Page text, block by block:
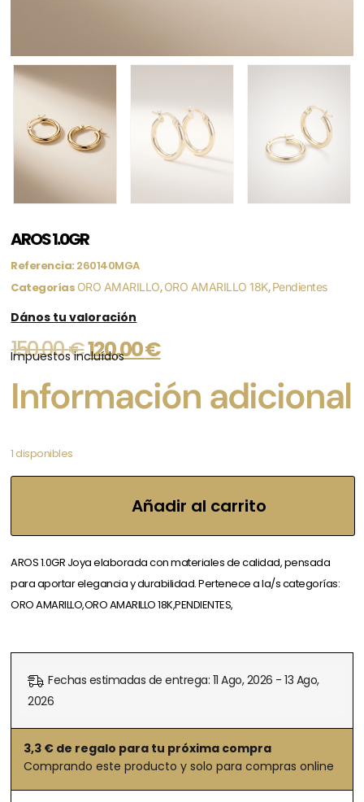
AROS 1.0GR
Referencia: 260140MGA
Categorías ORO AMARILLO,ORO AMARILLO 18K,Pendientes
Dános tu valoración
150,00€120,00€
Impuestos incluídos
Información adicional
1 disponibles
Añadir al carrito
AROS 1.0GR Joya elaborada con materiales de calidad, pensada
para aportar elegancia y durabilidad. Pertenece a la/s categorías:
ORO AMARILLO,ORO AMARILLO 18K,PENDIENTES,
Fechas estimadas de entrega: 11 Ago, 2026 - 13 Ago,
2026
3,3 € de regalo para tu próxima compra
Comprando este producto y solo para compras online